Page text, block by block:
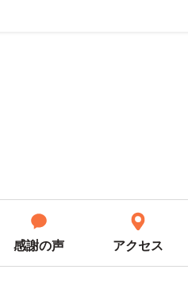
感謝の声 アクセス